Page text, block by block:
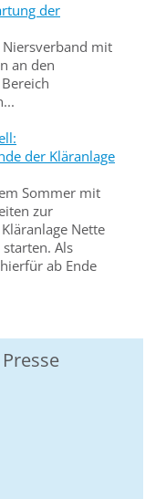
der
mit
an den
der Kläranlage
Sommer mit
zur
Nette
Als
ab Ende